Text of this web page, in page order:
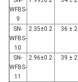
WFBS-
9
SN-
WFBS-
10
2.35±0.2 36 ± 2
SN-
WFBS-
11
2.96±0.2 39 ± 2